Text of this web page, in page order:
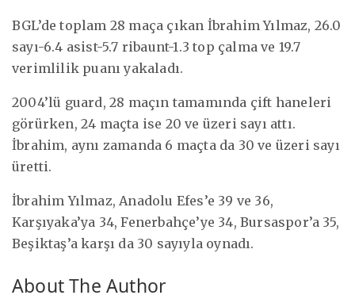
BGL’de toplam 28 maça çıkan İbrahim Yılmaz, 26.0
sayı-6.4 asist-5.7 ribaunt-1.3 top çalma ve 19.7
verimlilik puanı yakaladı.
2004’lü guard, 28 maçın tamamında çift haneleri
görürken, 24 maçta ise 20 ve üzeri sayı attı.
İbrahim, aynı zamanda 6 maçta da 30 ve üzeri sayı
üretti.
İbrahim Yılmaz, Anadolu Efes’e 39 ve 36,
Karşıyaka’ya 34, Fenerbahçe’ye 34, Bursaspor’a 35,
Beşiktaş’a karşı da 30 sayıyla oynadı.
About The Author